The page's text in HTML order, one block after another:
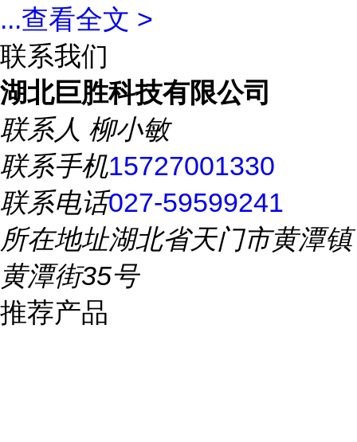
...查看全文 >
联系我们
湖北巨胜科技有限公司
联系人 柳小敏
联系手机15727001330
联系电话027-59599241
所在地址湖北省天门市黄潭镇
黄潭街35号
推荐产品